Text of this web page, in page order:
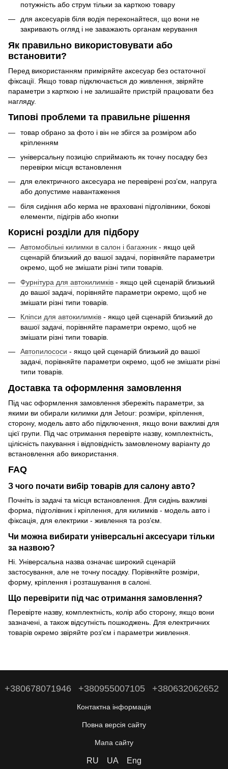
потужність або струм тільки за карткою товару
для аксесуарів біля водія переконайтеся, що вони не
закривають огляд і не заважають органам керування
Як правильно використовувати або
встановити?
Перед використанням приміряйте аксесуар без остаточної
фіксації. Якщо товар підключається до живлення, звіряйте
параметри з карткою і не залишайте пристрій працювати без
нагляду.
Типові проблеми та правильне рішення
товар обрано за фото і він не збігся за розміром або
кріпленням
універсальну позицію сприймають як точну посадку без
перевірки місця встановлення
для електричного аксесуара не перевірені роз’єм, напруга
або допустиме навантаження
біля сидіння або керма не враховані підголівники, бокові
елементи, підігрів або кнопки
Корисні розділи для підбору
Автомобільні килимки в салон і багажник - якщо цей
сценарій близький до вашої задачі, порівняйте параметри
окремо, щоб не змішати різні типи товарів.
Фурнітура для автокилимків - якщо цей сценарій близький
до вашої задачі, порівняйте параметри окремо, щоб не
змішати різні типи товарів.
Кліпси для автокилимків - якщо цей сценарій близький до
вашої задачі, порівняйте параметри окремо, щоб не
змішати різні типи товарів.
Автопилососи - якщо цей сценарій близький до вашої
задачі, порівняйте параметри окремо, щоб не змішати різні
типи товарів.
Доставка та оформлення замовлення
Під час оформлення замовлення збережіть параметри, за
якими ви обирали килимки для Jetour: розміри, кріплення,
сторону, модель авто або підключення, якщо вони важливі для
цієї групи. Під час отримання перевірте назву, комплектність,
цілісність пакування і відповідність замовленому варіанту до
встановлення або використання.
FAQ
З чого почати вибір товарів для салону авто?
Почніть із задачі та місця встановлення. Для сидінь важливі
форма, підголівник і кріплення, для килимків - модель авто і
фіксація, для електрики - живлення та роз’єм.
Чи можна вибирати універсальні аксесуари тільки
за назвою?
Ні. Універсальна назва означає широкий сценарій
застосування, але не точну посадку. Порівняйте розміри,
форму, кріплення і розташування в салоні.
Що перевірити під час отримання замовлення?
Перевірте назву, комплектність, колір або сторону, якщо вони
зазначені, а також відсутність пошкоджень. Для електричних
товарів окремо звіряйте роз’єм і параметри живлення.
+380678071946 +380955007105 +380632062652
Контактна інформація
Повна версія сайту
Мапа сайту
RU UA Eng